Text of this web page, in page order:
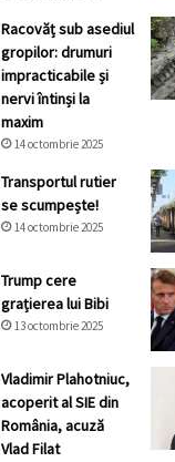
Racovăț sub asediul
gropilor: drumuri
impracticabile și
nervi întinși la
maxim
14 octombrie 2025
Transportul rutier
se scumpește!
14 octombrie 2025
Trump cere
grațierea lui Bibi
13 octombrie 2025
Vladimir Plahotniuc,
acoperit al SIE din
România, acuză
Vlad Filat